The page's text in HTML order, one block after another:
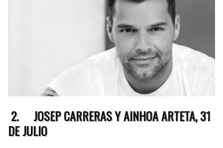
2. JOSEP CARRERAS Y AINHOA ARTETA, 31
DE JULIO